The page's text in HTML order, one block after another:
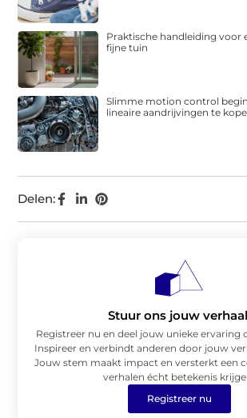
Delen:
Praktische handleiding voor
fijne tuin
Slimme motion control
lineaire aandrijvingen te
Stuur ons jouw
Registreer nu en deel jouw unieke ervaring
Inspireer en verbindt anderen door jouw
Jouw stem maakt impact en versterkt een
verhalen écht betekenis
Registreer nu